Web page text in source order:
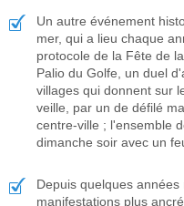
Un autre événement
mer, qui a lieu chaque
protocole de la Fête de
Palio du Golfe, un duel
villages qui donnent sur
veille, par un de défilé
centre-ville ; l'ensemble
dimanche soir avec un
Depuis quelques
manifestations plus